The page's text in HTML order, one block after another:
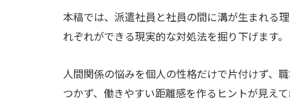
本稿では、派遣社員と社員の間に溝が生まれる
れぞれができる現実的な対処法を掘り下げます。
人間関係の悩みを個人の性格だけで片付けず、
つかず、働きやすい距離感を作るヒントが見えて